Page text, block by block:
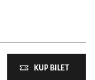
KUP BILET